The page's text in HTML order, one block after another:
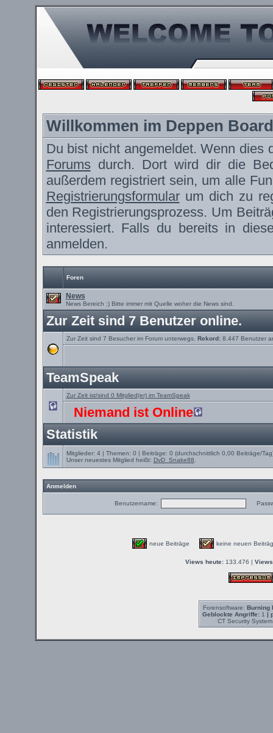
Willkommen im Deppen Board
Du bist nicht angemeldet. Wenn
Forums durch. Dort wird dir die
außerdem registriert sein, um alle
Registrierungsformularum dich zu
den Registrierungsprozess. Um
interessiert. Falls du bereits in
anmelden.
Foren
News
News Bereich ;) Bitte immer mit Quelle woher die News sind.
Zur Zeit sind 7 Benutzer online.
Zur Zeit sind 7 Besucher im Forum unterwegs. Rekord:8.447 Benutzer
TeamSpeak
Zur Zeit ist/sind 0 Mitglied(er) im TeamSpeak
Niemand ist Online
Statistik
Mitglieder: 4 | Themen: 0 | Beiträge: 0 (durchschnittlich 0,00 Beiträge/
Unser neuestes Mitglied heißt: DvD_Snake88
Anmelden
Benutzername:
neue Beiträge keine neuen
Views heute: 133.476 |
Forensoftware: Burning
Geblockte Angriffe:1 |
CT Security